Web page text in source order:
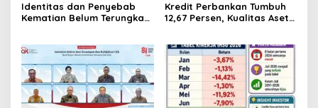
Identitas dan Penyebab
Kematian Belum Terungkap,
Pantai Lere Palu, Kondisi
Tubuh Sudah Terurai
Dicabik Buaya
Kredit Perbankan Tumbuh
12,67 Persen, Kualitas Aset